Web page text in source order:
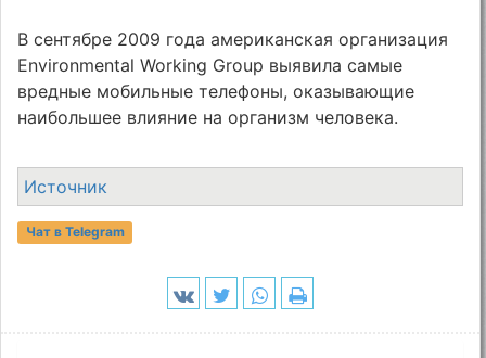
В сентябре 2009 года американская организация
Environmental Working Group выявила самые
вредные мобильные телефоны, оказывающие
наибольшее влияние на организм человека.
Источник
Чат в Telegram